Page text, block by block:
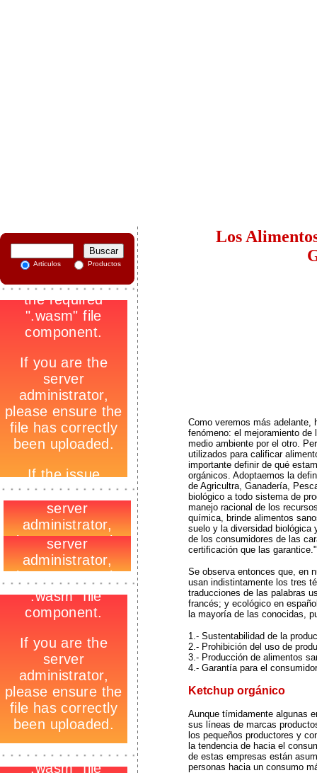
Articulos Productos
_
_
_
_
Los
Como veremos más adelante,
fenómeno: el mejoramiento
medio ambiente por el otro.
utilizados para calificar
importante definir de qué
orgánicos. Adoptaemos la
de Agricultra, Ganadería,
biológico a todo sistema de
manejo racional de los
química, brinde alimentos
suelo y la diversidad biológica
de los consumidores de las
certificación que las garantice."
Se observa entonces que, en
usan indistintamente los tres
traducciones de las palabras
francés; y ecológico en
la mayoría de las conocidas,
1.- Sustentabilidad de la
2.- Prohibición del uso de
3.- Producción de alimentos
4.- Garantía para el
Ketchup orgánico
Aunque tímidamente algunas
sus líneas de marcas
los pequeños productores y
la tendencia de hacia el
de estas empresas están
personas hacia un consumo